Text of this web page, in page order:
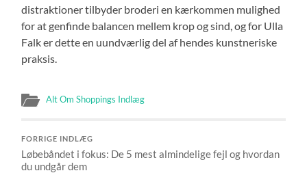
distraktioner tilbyder broderi en kærkommen mulighed
for at genfinde balancen mellem krop og sind, og for Ulla
Falk er dette en uundværlig del af hendes kunstneriske
praksis.
Alt Om Shoppings Indlæg
FORRIGE INDLÆG
Løbebåndet i fokus: De 5 mest almindelige fejl og hvordan
du undgår dem